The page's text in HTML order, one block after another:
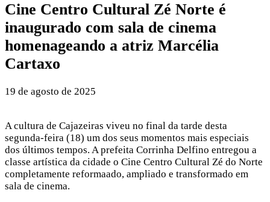
Cine Centro Cultural Zé Norte é
inaugurado com sala de cinema
homenageando a atriz Marcélia
Cartaxo
19 de agosto de 2025
A cultura de Cajazeiras viveu no final da tarde desta
segunda-feira (18) um dos seus momentos mais especiais
dos últimos tempos. A prefeita Corrinha Delfino entregou a
classe artística da cidade o Cine Centro Cultural Zé do Norte
completamente reformaado, ampliado e transformado em
sala de cinema.